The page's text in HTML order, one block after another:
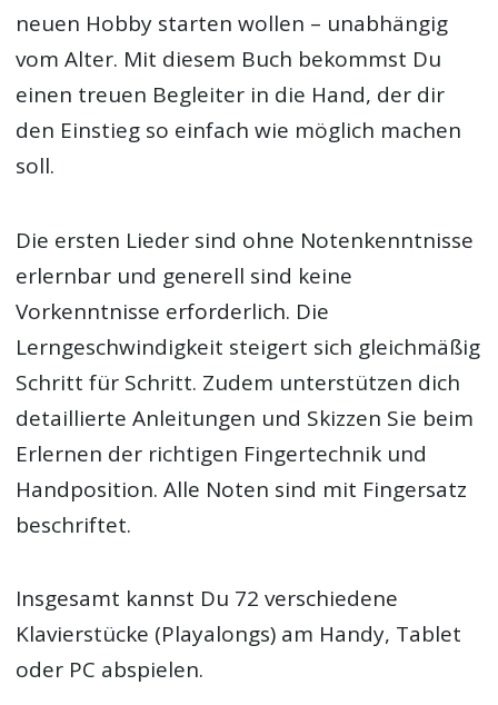
neuen Hobby starten wollen – unabhängig
vom Alter. Mit diesem Buch bekommst Du
einen treuen Begleiter in die Hand, der dir
den Einstieg so einfach wie möglich machen
soll.
Die ersten Lieder sind ohne Notenkenntnisse
erlernbar und generell sind keine
Vorkenntnisse erforderlich. Die
Lerngeschwindigkeit steigert sich gleichmäßig
Schritt für Schritt. Zudem unterstützen dich
detaillierte Anleitungen und Skizzen Sie beim
Erlernen der richtigen Fingertechnik und
Handposition. Alle Noten sind mit Fingersatz
beschriftet.
Insgesamt kannst Du 72 verschiedene
Klavierstücke (Playalongs) am Handy, Tablet
oder PC abspielen.